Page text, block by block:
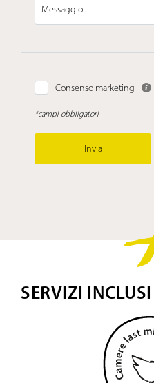
Messaggio
Consenso marketing
*campi obbligatori
Invia
SERVIZI INCLUSI